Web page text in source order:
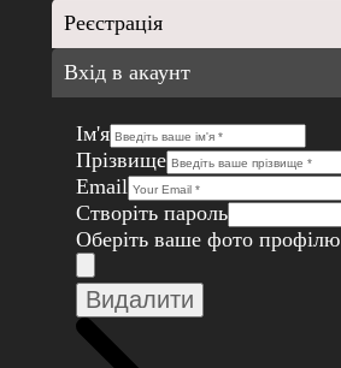
Реєстрація
Вхід в акаунт
Ім'я
Прізвище
Email
Створіть пароль
Оберіть ваше фото профілю
Видалити